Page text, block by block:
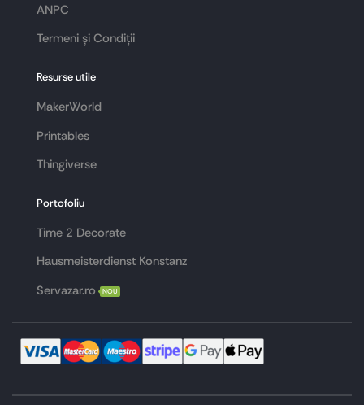
ANPC
Termeni și Condiții
Resurse utile
MakerWorld
Printables
Thingiverse
Portofoliu
Time 2 Decorate
Hausmeisterdienst Konstanz
Servazar.ro
NOU